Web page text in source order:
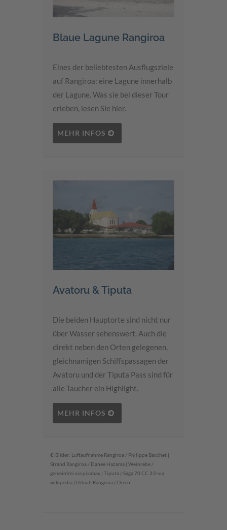
Blaue Lagune Rangiroa
Eines der beliebtesten Ausflugsziele
auf Rangiroa: eine Lagune innerhalb
der Lagune. Was sie bei dieser Tour
erleben, lesen Sie hier.
MEHR INFOS
Avatoru & Tiputa
Die beiden Hauptorte sind nicht nur
über Wasser sehenswert. Auch die
direkt neben den Orten gelegenen,
gleichnamigen Schiffspassagen der
Avatoru und der Tiputa Pass sind für
alle Taucher ein Highlight.
MEHR INFOS
© Bilder: Luftaufnahme Rangiroa / Philippe Bacchet |
Strand Rangiroa / Danee Hazama | Weinrebe /
gemeinfrei via pixabay | Tiputa / Saga 70 CC 3.0 via
wikipedia | Urlaub Rangiroa / Diren